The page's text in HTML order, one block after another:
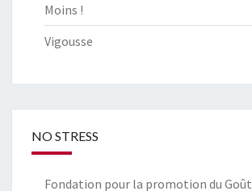
Moins !
Vigousse
NO STRESS
Fondation pour la promotion du Goût